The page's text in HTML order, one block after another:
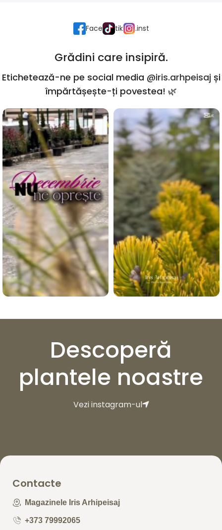
Face tik .inst
Grădini care insipiră.
Etichetează-ne pe social media @iris.arhpeisaj și
împărtășește-ți povestea! 🌿
Descoperă
plantele noastre
Vezi instagram-ul
Contacte
Magazinele Iris Arhipeisaj
+373 79992065